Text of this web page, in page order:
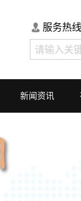
服务热线
新闻资讯